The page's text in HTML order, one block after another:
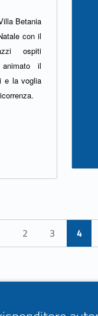
Betania
con il
ospiti
il
e la voglia
2 3 4